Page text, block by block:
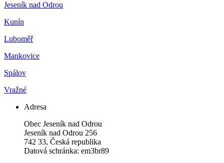
Jeseník nad Odrou
Kunín
Luboměř
Mankovice
Spálov
Vražné
Adresa
Obec Jeseník nad Odrou
Jeseník nad Odrou 256
742 33, Česká republika
Datová schránka: em3br89